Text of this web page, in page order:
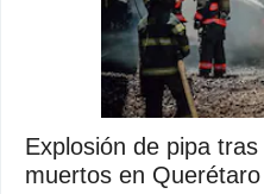
Explosión de pipa
muertos en Querétaro